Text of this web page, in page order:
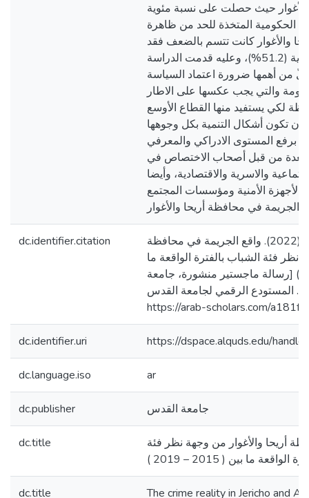
حيث حصلت على نسبة مئوية
الحكومية المتخذة للحد من ظاهرة
والأغوار كانت تتسم بالضعف فقد
حصلت على نسبة مئوية (51.2%)، وعليه قدمت الدراسة
من أهمها ضرورة اعتماد السياسة
والتي يجب عكسها على الاطار
لكي يستفيد منها القطاع الأوسع
تكون أشكال التنمية بكل وجوهها
برفع المستوى الادراكي والمعرفي
معدة من قبل أصحاب الاختصاص في
والاسرية والاقتصادية، وأيضا
الأمنية ومؤسسات المجتمع
dc.identifier.citation
عبد الخالق، زاهر أحمد. (2022). واقع الجريمة في محافظة
نظر فئة الشباب بالفترة الواقعة ما
بين ( 2015 – 2019 ) [رسالة ماجستير منشورة، جامعة
المستودع الرقمي لجامعة القدس.
https://arab-scholars.com/a181f2
dc.identifier.uri https://dspace.alquds.edu/
dc.language.iso ar
dc.publisher جامعة القدس
dc.title
أريحا والأغوار من وجهة نظر فئة
ما بين ( 2015 – 2019 )
dc.title The crime reality in Jericho and